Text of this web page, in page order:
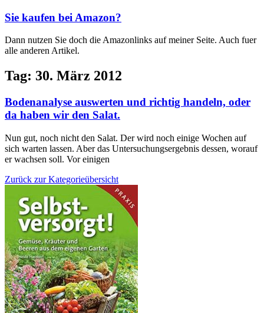
Sie kaufen bei Amazon?
Dann nutzen Sie doch die Amazonlinks auf meiner Seite. Auch fuer
alle anderen Artikel.
Tag: 30. März 2012
Bodenanalyse auswerten und richtig handeln, oder
da haben wir den Salat.
Nun gut, noch nicht den Salat. Der wird noch einige Wochen auf
sich warten lassen. Aber das Untersuchungsergebnis dessen, worauf
er wachsen soll. Vor einigen
Zurück zur Kategorieübersicht